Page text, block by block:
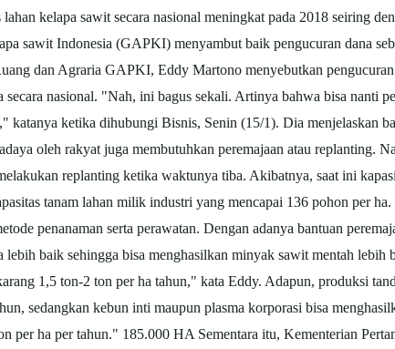
kelapa sawit secara nasional meningkat pada 2018 seiring
sawit Indonesia (GAPKI) menyambut baik pengucuran dana
dan Agraria GAPKI, Eddy Martono menyebutkan
secara nasional. "Nah, ini bagus sekali. Artinya bahwa bisa nanti
katanya ketika dihubungi Bisnis, Senin (15/1). Dia menjelaskan
oleh rakyat juga membutuhkan peremajaan atau replanting.
replanting ketika waktunya tiba. Akibatnya, saat ini
tanam lahan milik industri yang mencapai 136 pohon per
penanaman serta perawatan. Dengan adanya bantuan
baik sehingga bisa menghasilkan minyak sawit mentah lebih
1,5 ton-2 ton per ha tahun," kata Eddy. Adapun, produksi
sedangkan kebun inti maupun plasma korporasi bisa
per ha per tahun." 185.000 HA Sementara itu, Kementerian